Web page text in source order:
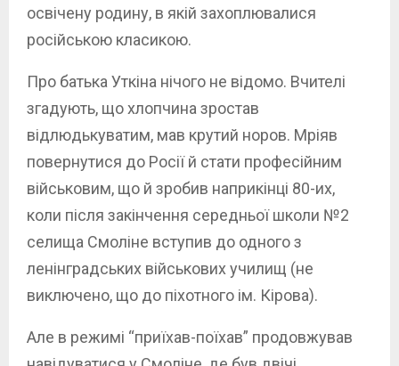
освічену родину, в якій захоплювалися
російською класикою.
Про батька Уткіна нічого не відомо. Вчителі
згадують, що хлопчина зростав
відлюдькуватим, мав крутий норов. Мріяв
повернутися до Росії й стати професійним
військовим, що й зробив наприкінці 80-их,
коли після закінчення середньої школи №2
селища Смоліне вступив до одного з
ленінградських військових училищ (не
виключено, що до піхотного ім. Кірова).
Але в режимі “приїхав-поїхав” продовжував